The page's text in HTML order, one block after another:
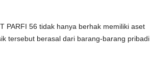
PARFI 56 tidak hanya berhak memiliki aset
tersebut berasal dari barang-barang pribadi